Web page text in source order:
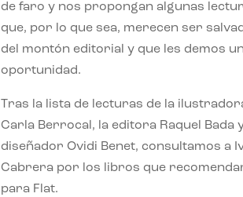
de faro y nos propongan algunas
que, por lo que sea, merecen ser
del montón editorial y que les demos
oportunidad.
Tras la lista de lecturas de la
Carla Berrocal, la editora Raquel Bada y
diseñador Ovidi Benet, consultamos a
Cabrera por los libros que
para Flat.